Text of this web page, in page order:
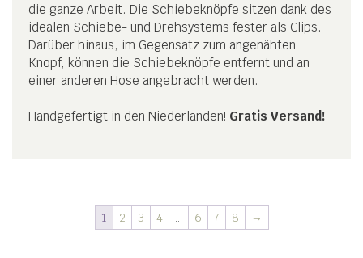
die ganze Arbeit. Die Schiebeknöpfe sitzen dank des
idealen Schiebe- und Drehsystems fester als Clips.
Darüber hinaus, im Gegensatz zum angenähten
Knopf, können die Schiebeknöpfe entfernt und an
einer anderen Hose angebracht werden.
Handgefertigt in den Niederlanden! Gratis Versand!
1 2 3 4 6 7 8 →